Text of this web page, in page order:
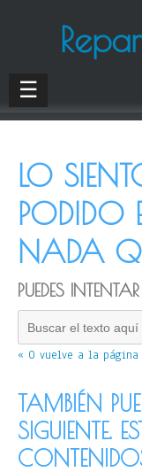
☰
LO
PODIDO
NADA
PUEDES
« O vuelve a la
TAMBIÉN
SIGUIENTE.